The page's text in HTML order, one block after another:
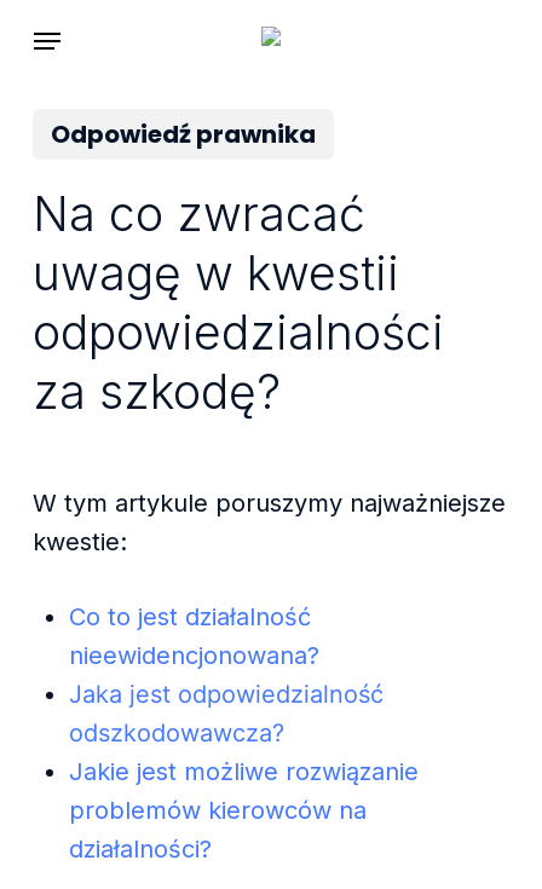
content
Menu
Odpowiedź prawnika
Na co zwracać
uwagę w kwestii
odpowiedzialności
za szkodę?
W tym artykule poruszymy najważniejsze
kwestie:
Co to jest działalność
nieewidencjonowana?
Jaka jest odpowiedzialność
odszkodowawcza?
Jakie jest możliwe rozwiązanie
problemów kierowców na
działalności?